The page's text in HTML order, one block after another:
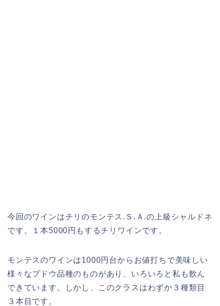
今回のワインはチリのモンテス.Ｓ.Ａ.の上級シャルドネ
です。１本5000円もするチリワインです。
モンテスのワインは1000円台からお値打ちで美味しい
様々なブドウ品種のものがあり、いろいろと私も飲ん
できています。しかし、このクラスはわずか３種類目
３本目です。